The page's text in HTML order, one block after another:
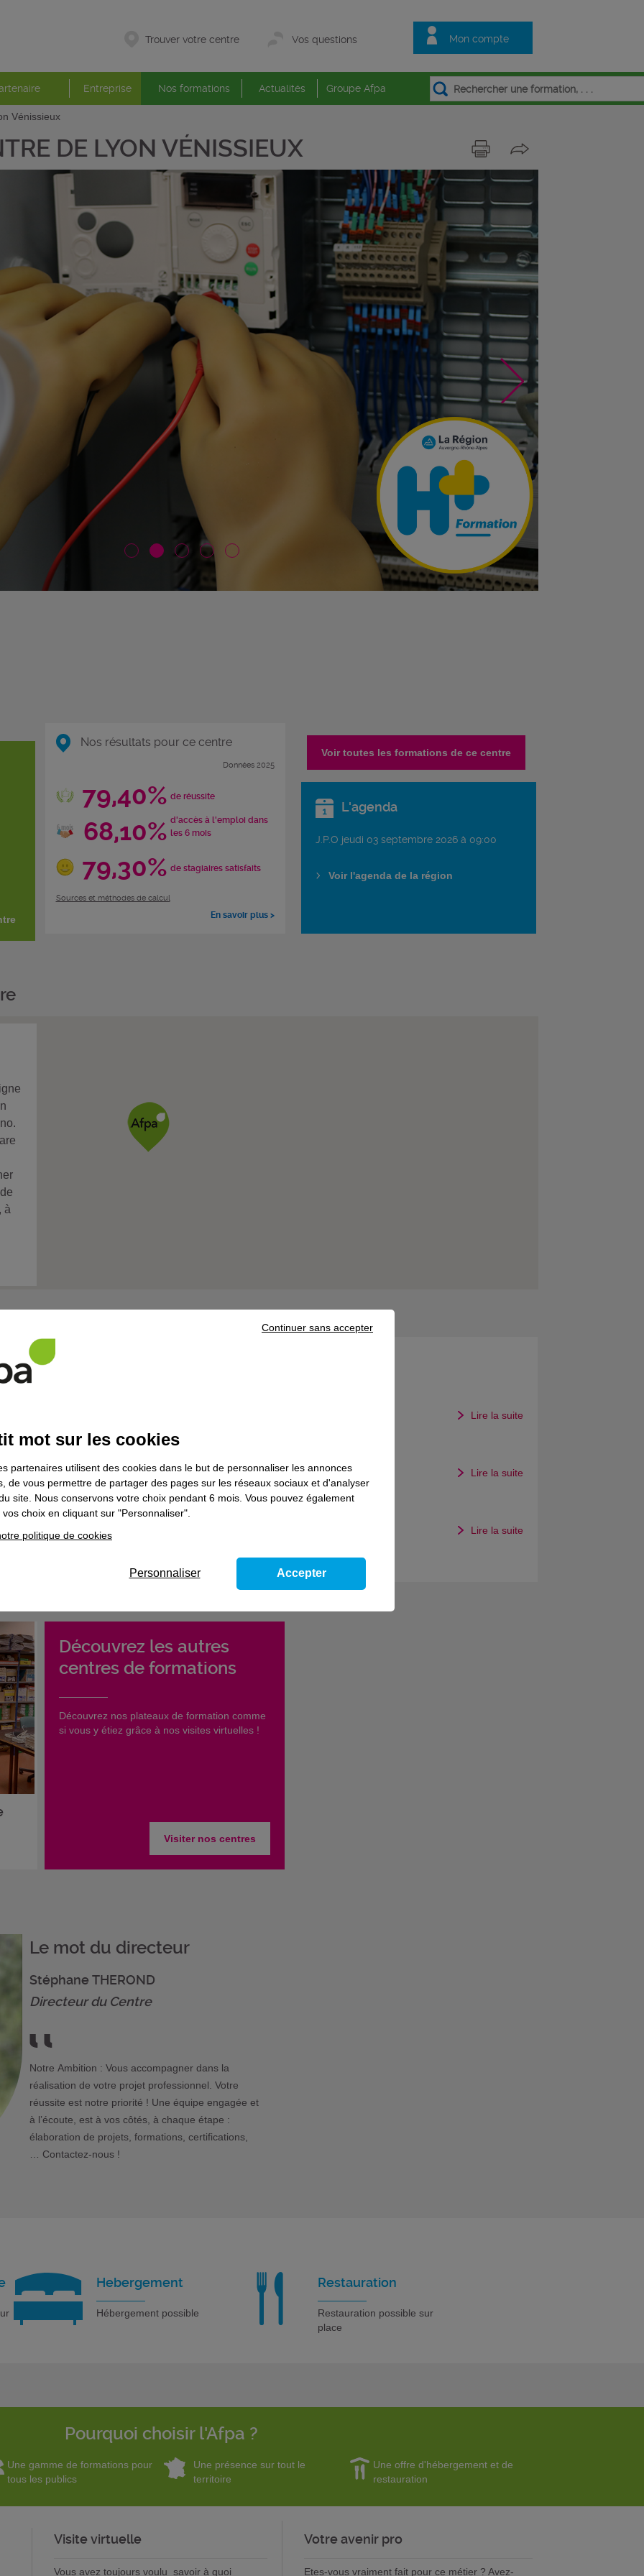
Mon compte
Trouver votre centre Vos questions
Entreprise Nos formations Actualités Groupe Afpa
Vénissieux
DE LYON VÉNISSIEUX
Nos résultats pour ce centre
Données 2025
79,40% de réussite
68,10% d'accès à l'emploi dans
les 6 mois
79,30% de stagiaires satisfaits
Sources et méthodes de calcul
En savoir plus >
Voir toutes les formations de ce centre
L'agenda
J.P.O jeudi 03 septembre 2026 à 09:00
Voir l'agenda de la région
à
la
Sur
Lire la suite
Prendre le virage de l'Hydrogène
Lire la suite
Visite des centres Afpa de Lyon
Lire la suite
Découvrez les autres
centres de formations
​Découvrez nos plateaux de formation comme
si vous y étiez grâce à nos visites virtuelles !
Visiter nos centres
Le mot du directeur
Stéphane THEROND
Directeur du Centre
Notre Ambition : Vous accompagner dans la
réalisation de votre projet professionnel. Votre
réussite est notre priorité ! Une équipe engagée et
à l’écoute, est à vos côtés, à chaque étape :
élaboration de projets, formations, certifications,
… Contactez-nous !
Hebergement
Hébergement possible
Restauration
Restauration possible sur
place
Pourquoi choisir l'Afpa ?
Une gamme de formations pour
tous les publics
Une présence sur tout le
territoire
Une offre d'hébergement et de
restauration
Visite virtuelle
Vous avez toujours voulu savoir à quoi
Votre avenir pro
Etes-vous vraiment fait pour ce métier ? Avez-
mot sur les cookies
partenaires utilisent des cookies dans le but de personnaliser les annonces
de vous permettre de partager des pages sur les réseaux sociaux et d'analyser
site. Nous conservons votre choix pendant 6 mois. Vous pouvez également
choix en cliquant sur "Personnaliser".
politique de cookies
Continuer sans accepter
Personnaliser Accepter